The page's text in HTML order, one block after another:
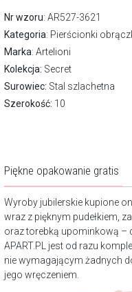
Nr wzoru: AR527-3621
Kategoria: Pierścionki
Marka: Artelioni
Kolekcja: Secret
Surowiec: Stal szlachetna
Szerokość: 10
Piękne opakowanie gratis
Wyroby jubilerskie kupione
wraz z pięknym pudełkiem,
oraz torebką upominkową –
APART.PL jest od razu
nie wymagającym żadnych
jego wręczeniem.